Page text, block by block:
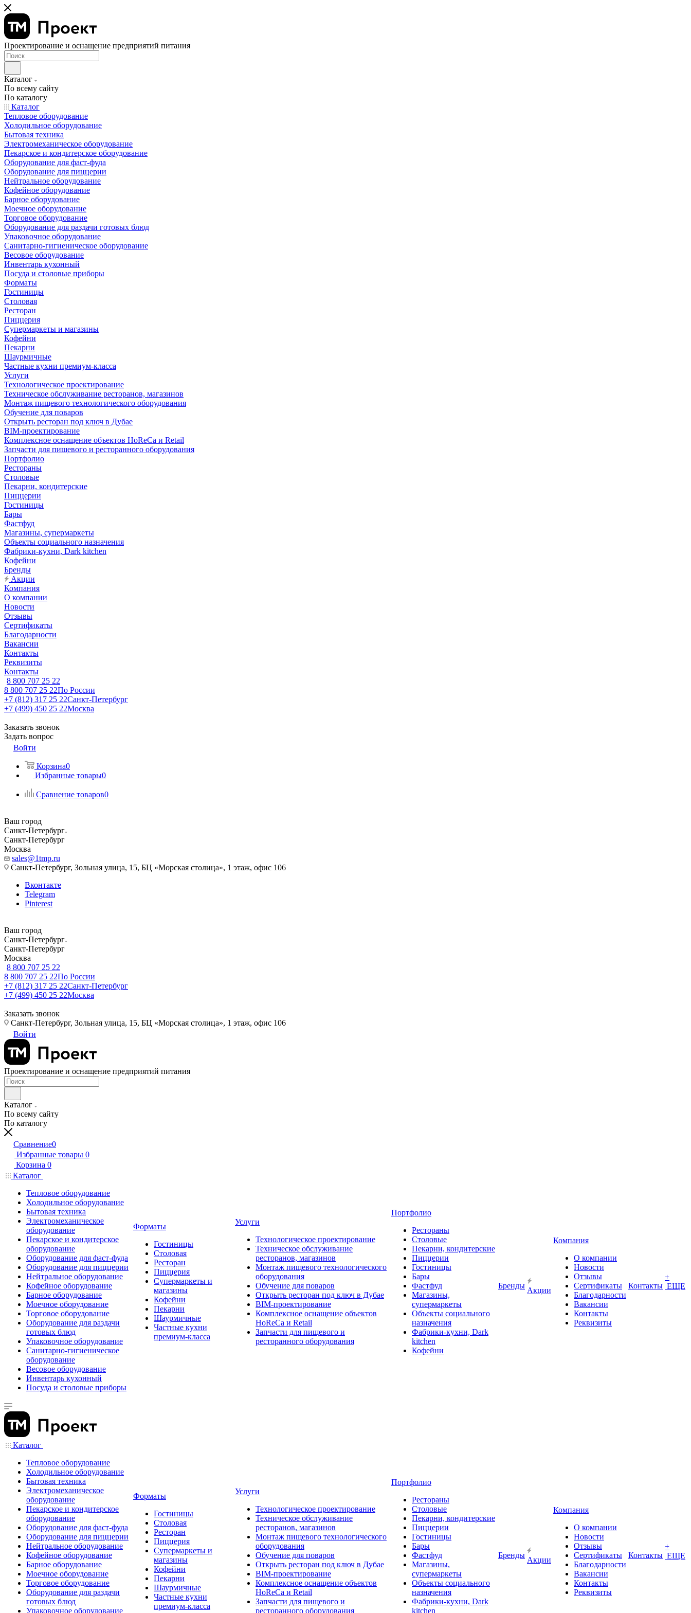
Проектирование и оснащение предприятий питания
Каталог
По всему сайту
По каталогу
Каталог
Тепловое оборудование
Холодильное оборудование
Бытовая техника
Электромеханическое оборудование
Пекарское и кондитерское оборудование
Оборудование для фаст-фуда
Оборудование для пиццерии
Нейтральное оборудование
Кофейное оборудование
Барное оборудование
Моечное оборудование
Торговое оборудование
Оборудование для раздачи готовых блюд
Упаковочное оборудование
Санитарно-гигиеническое оборудование
Весовое оборудование
Инвентарь кухонный
Посуда и столовые приборы
Форматы
Гостиницы
Столовая
Ресторан
Пиццерия
Супермаркеты и магазины
Кофейни
Пекарни
Шаурмичные
Частные кухни премиум-класса
Услуги
Технологическое проектирование
Техническое обслуживание ресторанов, магазинов
Монтаж пищевого технологического оборудования
Обучение для поваров
Открыть ресторан под ключ в Дубае
BIM-проектирование
Комплексное оснащение объектов HoReCa и Retail
Запчасти для пищевого и ресторанного оборудования
Портфолио
Рестораны
Столовые
Пекарни, кондитерские
Пиццерии
Гостиницы
Бары
Фастфуд
Магазины, супермаркеты
Объекты социального назначения
Фабрики-кухни, Dark kitchen
Кофейни
Бренды
Акции
Компания
О компании
Новости
Отзывы
Сертификаты
Благодарности
Вакансии
Контакты
Реквизиты
Контакты
8 800 707 25 22
8 800 707 25 22По России
+7 (812) 317 25 22Санкт-Петербург
+7 (499) 450 25 22Москва
Заказать звонок
Задать вопрос
Войти
Корзина0
Избранные товары0
Сравнение товаров0
Ваш город
Санкт-Петербург
Санкт-Петербург
Москва
sales@1tmp.ru
Санкт-Петербург, Зольная улица, 15, БЦ «Морская столица», 1 этаж, офис 106
Вконтакте
Telegram
Pinterest
Ваш город
Санкт-Петербург
Санкт-Петербург
Москва
8 800 707 25 22
8 800 707 25 22По России
+7 (812) 317 25 22Санкт-Петербург
+7 (499) 450 25 22Москва
Заказать звонок
Санкт-Петербург, Зольная улица, 15, БЦ «Морская столица», 1 этаж, офис 106
Войти
Проектирование и оснащение предприятий питания
Каталог
По всему сайту
По каталогу
Сравнение0
Избранные товары 0
Корзина 0
Каталог
Тепловое оборудование
Холодильное оборудование
Бытовая техника
Электромеханическое
оборудование
Пекарское и кондитерское
оборудование
Оборудование для фаст-фуда
Оборудование для пиццерии
Нейтральное оборудование
Кофейное оборудование
Барное оборудование
Моечное оборудование
Торговое оборудование
Оборудование для раздачи
готовых блюд
Упаковочное оборудование
Санитарно-гигиеническое
оборудование
Весовое оборудование
Инвентарь кухонный
Посуда и столовые приборы
Форматы
Гостиницы
Столовая
Ресторан
Пиццерия
Супермаркеты и
магазины
Кофейни
Пекарни
Шаурмичные
Частные кухни
премиум-класса
Услуги
Технологическое проектирование
Техническое обслуживание
ресторанов, магазинов
Монтаж пищевого технологического
оборудования
Обучение для поваров
Открыть ресторан под ключ в Дубае
BIM-проектирование
Комплексное оснащение объектов
HoReCa и Retail
Запчасти для пищевого и
ресторанного оборудования
Портфолио
Рестораны
Столовые
Пекарни, кондитерские
Пиццерии
Гостиницы
Бары
Фастфуд
Магазины,
супермаркеты
Объекты социального
назначения
Фабрики-кухни, Dark
kitchen
Кофейни
Бренды
Акции
Компания
О компании
Новости
Отзывы
Сертификаты
Благодарности
Вакансии
Контакты
Реквизиты
Контакты
+
ЕЩЕ
Каталог
Тепловое оборудование
Холодильное оборудование
Бытовая техника
Электромеханическое
оборудование
Пекарское и кондитерское
оборудование
Оборудование для фаст-фуда
Оборудование для пиццерии
Нейтральное оборудование
Кофейное оборудование
Барное оборудование
Моечное оборудование
Торговое оборудование
Оборудование для раздачи
готовых блюд
Упаковочное оборудование
Форматы
Гостиницы
Столовая
Ресторан
Пиццерия
Супермаркеты и
магазины
Кофейни
Пекарни
Шаурмичные
Частные кухни
премиум-класса
Услуги
Технологическое проектирование
Техническое обслуживание
ресторанов, магазинов
Монтаж пищевого технологического
оборудования
Обучение для поваров
Открыть ресторан под ключ в Дубае
BIM-проектирование
Комплексное оснащение объектов
HoReCa и Retail
Запчасти для пищевого и
ресторанного оборудования
Портфолио
Рестораны
Столовые
Пекарни, кондитерские
Пиццерии
Гостиницы
Бары
Фастфуд
Магазины,
супермаркеты
Объекты социального
назначения
Фабрики-кухни, Dark
kitchen
Бренды
Акции
Компания
О компании
Новости
Отзывы
Сертификаты
Благодарности
Вакансии
Контакты
Реквизиты
Контакты
+
ЕЩЕ